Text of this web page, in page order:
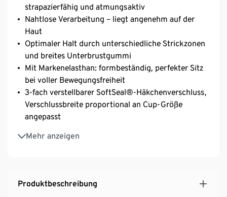
strapazierfähig und atmungsaktiv
Nahtlose Verarbeitung – liegt angenehm auf der
Haut
Optimaler Halt durch unterschiedliche Strickzonen
und breites Unterbrustgummi
Mit Markenelasthan: formbeständig, perfekter Sitz
bei voller Bewegungsfreiheit
3-fach verstellbarer SoftSeal®-Häkchenverschluss,
Verschlussbreite proportional an Cup-Größe
angepasst
Mehr anzeigen
Keine Seitennähte – hoher Tragekomfort
Längenverstellbare Träger
Produktbeschreibung